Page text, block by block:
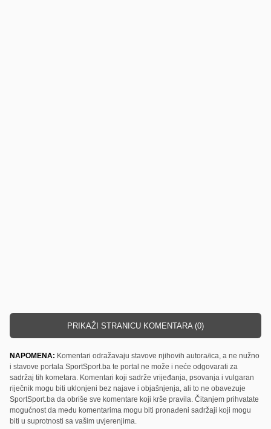
PRIKAŽI STRANICU KOMENTARA (0)
NAPOMENA: Komentari odražavaju stavove njihovih autora/ica, a ne nužno
i stavove portala SportSport.ba te portal ne može i neće odgovarati za
sadržaj tih kometara. Komentari koji sadrže vrijeđanja, psovanja i vulgaran
riječnik mogu biti uklonjeni bez najave i objašnjenja, ali to ne obavezuje
SportSport.ba da obriše sve komentare koji krše pravila. Čitanjem prihvatate
mogućnost da među komentarima mogu biti pronađeni sadržaji koji mogu
biti u suprotnosti sa vašim uvjerenjima.